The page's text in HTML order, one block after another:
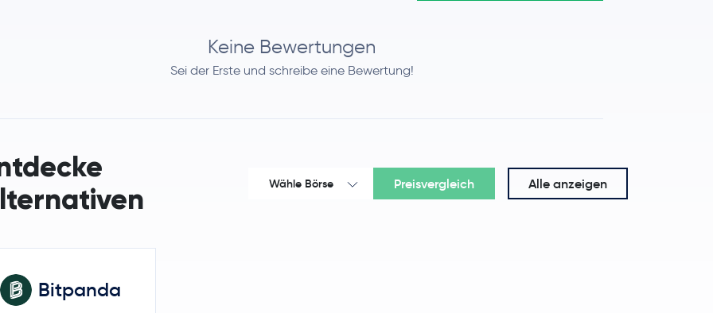
SOL
Keine Bewertungen
Sei der Erste und schreibe eine Bewertung!
Wähle Börse Preisvergleich Alle anzeigen
Bitpanda